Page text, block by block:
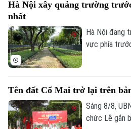
Hà Nội xây quảng trường
nhất
Hà Nội đang
vực phía
cộng tại khu
Tên đất Cổ Mai trở lại trên
Sáng 8/8,
chức Lễ gắn